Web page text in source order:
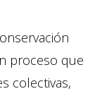
proceso que
colectivas,